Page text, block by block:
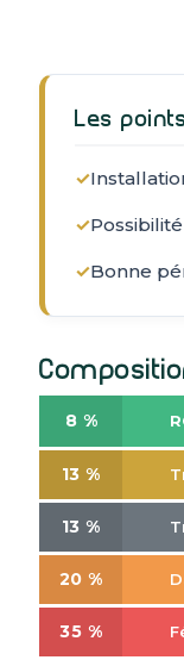
Les
✓
✓
✓Bonne
8 %
13 %
13 %
20 %
35 %